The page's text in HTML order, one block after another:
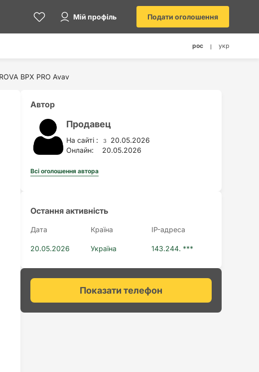
Мій профіль Подати оголошення
рос укр
ВРХ PRO Avav
Автор
Продавец
На сайті : з 20.05.2026
Онлайн:
20.05.2026
Всі оголошення автора
Остання активність
Дата Країна IP-адреса
20.05.2026 Україна 143.244. ***
Показати телефон